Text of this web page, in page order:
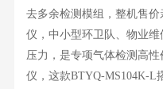
去多余检测模组，整机售
仪，中小型环卫队、物业
压力，是专项气体检测高
仪，这款BTYQ-MS104K-L